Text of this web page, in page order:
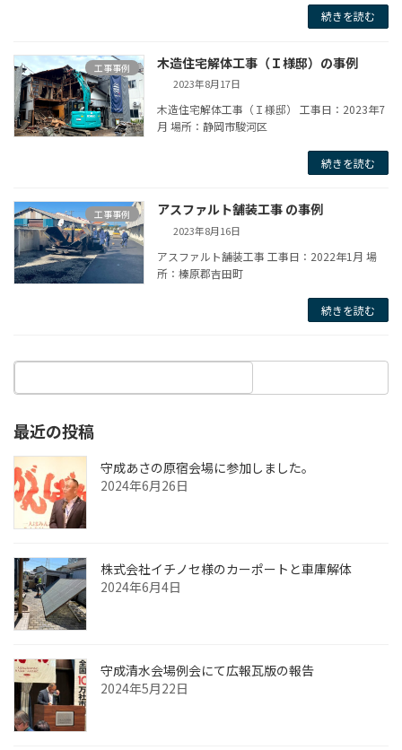
続きを読む
工事事例 木造住宅解体工事（Ｉ様邸）の事例
2023年8月17日
木造住宅解体工事（Ｉ様邸） 工事日：2023年7
月 場所：静岡市駿河区
続きを読む
工事事例 アスファルト舗装工事 の事例
2023年8月16日
アスファルト舗装工事 工事日：2022年1月 場
所：榛原郡吉田町
続きを読む
最近の投稿
守成あさの原宿会場に参加しました。
2024年6月26日
株式会社イチノセ様のカーポートと車庫解体
2024年6月4日
守成清水会場例会にて広報瓦版の報告
2024年5月22日